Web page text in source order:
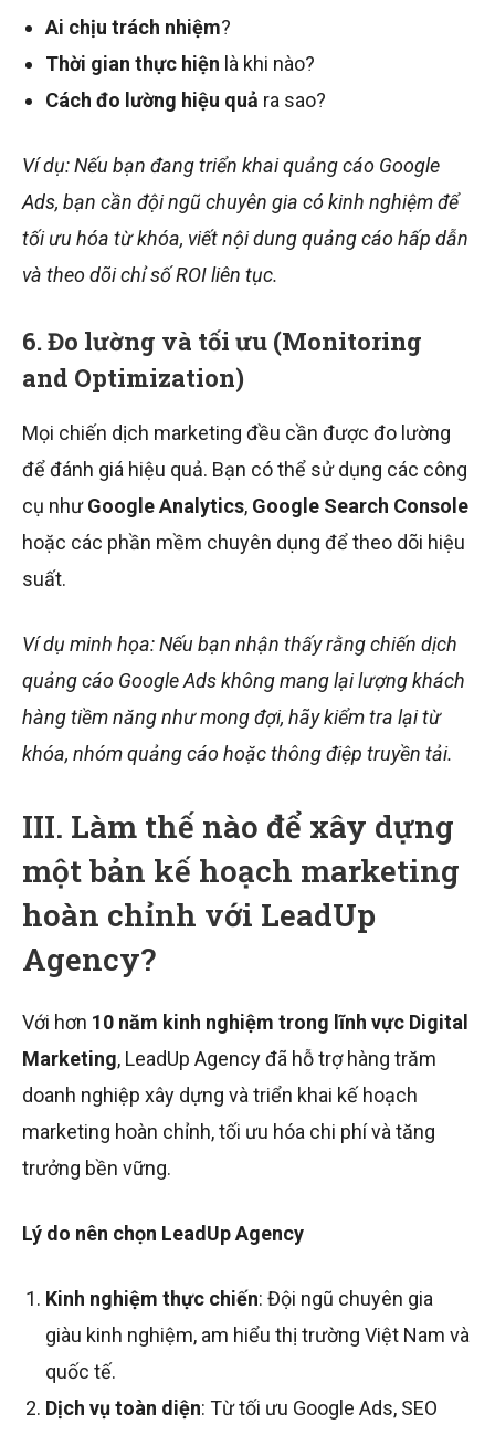
Ai chịu trách nhiệm?
Thời gian thực hiện là khi nào?
Cách đo lường hiệu quả ra sao?
Ví dụ: Nếu bạn đang triển khai quảng cáo Google
Ads, bạn cần đội ngũ chuyên gia có kinh nghiệm để
tối ưu hóa từ khóa, viết nội dung quảng cáo hấp dẫn
và theo dõi chỉ số ROI liên tục.
6. Đo lường và tối ưu (Monitoring
and Optimization)
Mọi chiến dịch marketing đều cần được đo lường
để đánh giá hiệu quả. Bạn có thể sử dụng các công
cụ nhưGoogle Analytics, Google Search Console
hoặc các phần mềm chuyên dụng để theo dõi hiệu
suất.
Ví dụ minh họa: Nếu bạn nhận thấy rằng chiến dịch
quảng cáo Google Ads không mang lại lượng khách
hàng tiềm năng như mong đợi, hãy kiểm tra lại từ
khóa, nhóm quảng cáo hoặc thông điệp truyền tải.
III. Làm thế nào để xây dựng
một bản kế hoạch marketing
hoàn chỉnh với LeadUp
Agency?
Với hơn 10 năm kinh nghiệm trong lĩnh vực Digital
Marketing, LeadUp Agency đã hỗ trợ hàng trăm
doanh nghiệp xây dựng và triển khai kế hoạch
marketing hoàn chỉnh, tối ưu hóa chi phí và tăng
trưởng bền vững.
Lý do nên chọn LeadUp Agency
Kinh nghiệm thực chiến: Đội ngũ chuyên gia
giàu kinh nghiệm, am hiểu thị trường Việt Nam và
quốc tế.
Dịch vụ toàn diện: Từ tối ưu Google Ads, SEO